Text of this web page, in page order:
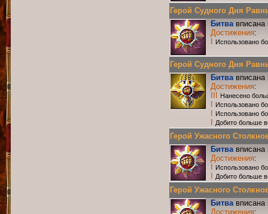
Герой Судного Дня
Битвавписана
Достижения:
Использовано
Герой Судного Дня
Битвавписана
Достижения:
Нанесено
Использовано
Использовано
Добито больше
Герой Ужасного
Битвавписана
Достижения:
Использовано
Добито больше
Герой Ужасного
Битвавписана
Достижения: